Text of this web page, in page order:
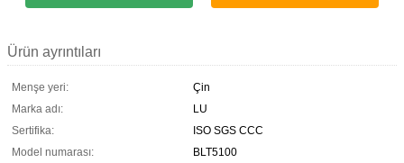
Ürün ayrıntıları
Menşe yeri:
Çin
Marka adı:
LU
Sertifika:
ISO SGS CCC
Model numarası:
BLT5100